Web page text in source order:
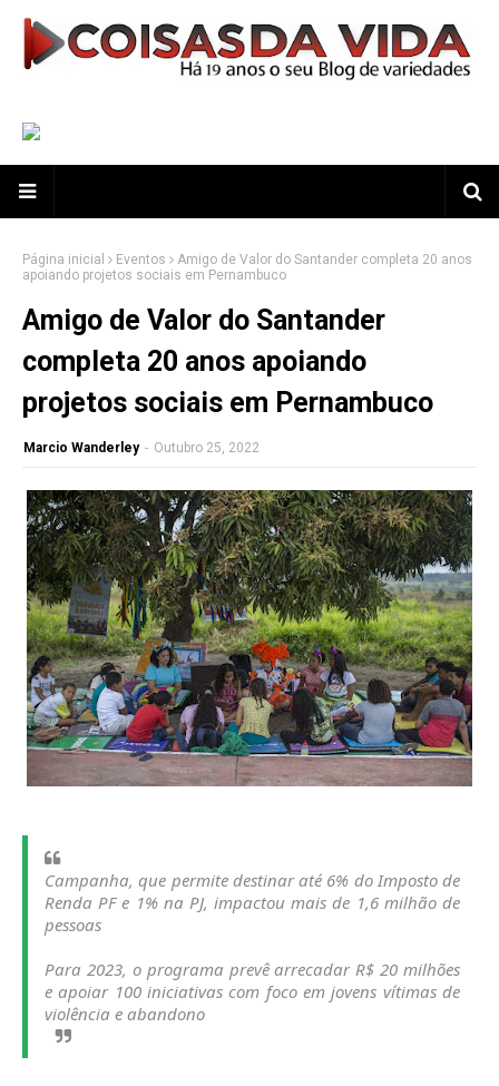
Página inicial Eventos
Amigo de Valor do Santander completa 20 anos
apoiando projetos sociais em Pernambuco
Amigo de Valor do Santander
completa 20 anos apoiando
projetos sociais em Pernambuco
Marcio Wanderley - Outubro 25, 2022
Campanha, que permite destinar até 6% do Imposto de
Renda PF e 1% na PJ, impactou mais de 1,6 milhão de
pessoas
Para 2023, o programa prevê arrecadar R$ 20 milhões
e apoiar 100 iniciativas com foco em jovens vítimas de
violência e abandono